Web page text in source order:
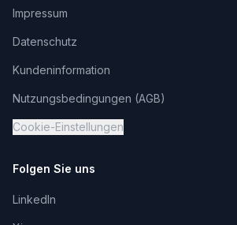
Impressum
Datenschutz
Kundeninformation
Nutzungsbedingungen (AGB)
Cookie-Einstellungen
Folgen Sie uns
LinkedIn